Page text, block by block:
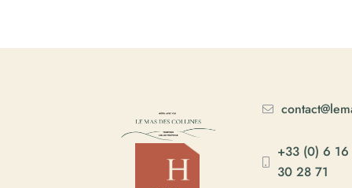
+33 (0) 6 16
30 28 71